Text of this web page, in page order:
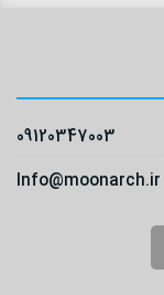
09120347003
Info@moonarch.ir